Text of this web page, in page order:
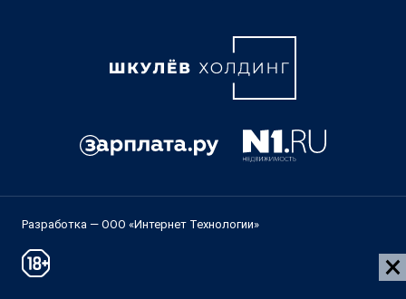
Разработка — ООО «Интернет Технологии»